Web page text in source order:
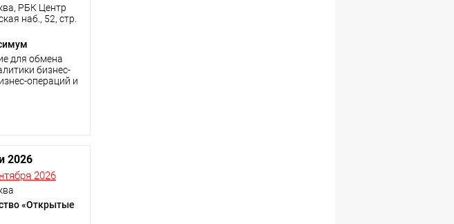
РБК Центр
наб., 52, стр.
для обмена
бизнес-
операций и
2026
2026
«Открытые